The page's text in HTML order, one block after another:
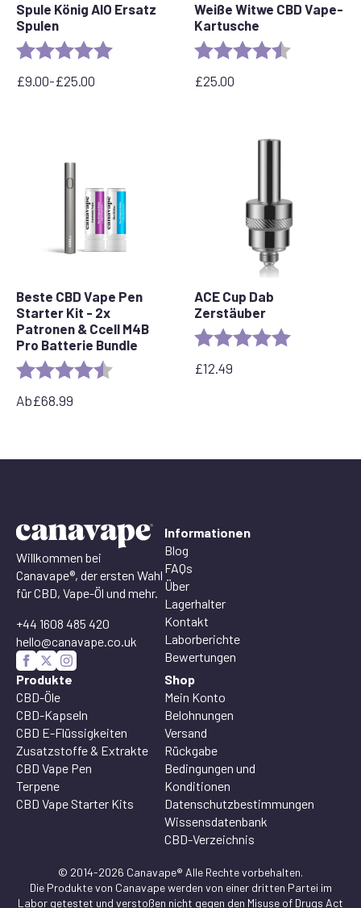
Spule König AIO Ersatz
Spulen
Rating: 5.0 out of 5 stars
£9.00-£25.00
Preisspanne:
Weiße Witwe CBD Vape-
Kartusche
Rating: 4.6 out of 5
£25.00
Beste CBD Vape Pen
Starter Kit - 2x
Patronen & Ccell M4B
Pro Batterie Bundle
Rating: 4.7 out of 5 stars
Ab£68.99
ACE Cup Dab
Zerstäuber
Rating: 5.0 out of 5
£12.49
Willkommen bei
Canavape®, der ersten Wahl
für CBD, Vape-Öl und mehr.
+44 1608 485 420
hello@canavape.co.uk
Informationen
Blog
FAQs
Über
Lagerhalter
Kontakt
Laborberichte
Bewertungen
Produkte
CBD-Öle
CBD-Kapseln
CBD E-Flüssigkeiten
Zusatzstoffe & Extrakte
CBD Vape Pen
Terpene
CBD Vape Starter Kits
Shop
Mein Konto
Belohnungen
Versand
Rückgabe
Bedingungen und
Konditionen
Datenschutzbestimmungen
Wissensdatenbank
CBD-Verzeichnis
© 2014-2026 Canavape® Alle Rechte vorbehalten.
Die Produkte von Canavape werden von einer dritten Partei im
Labor getestet und verstoßen nicht gegen den Misuse of Drugs Act